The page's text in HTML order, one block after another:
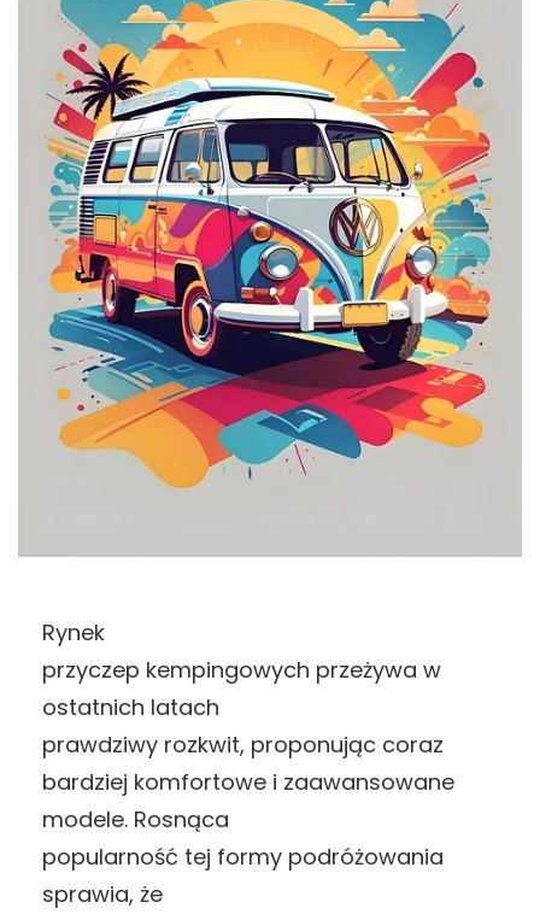
Rynek
przyczep kempingowych przeżywa w
ostatnich latach
prawdziwy rozkwit, proponując coraz
bardziej komfortowe i zaawansowane
modele. Rosnąca
popularność tej formy podróżowania
sprawia, że